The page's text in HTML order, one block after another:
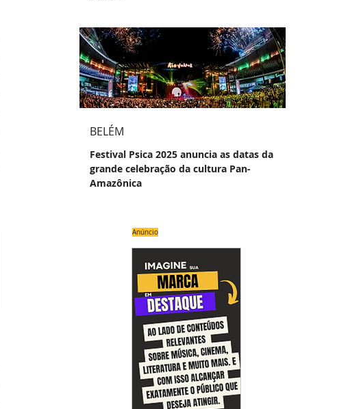
BELÉM
Festival Psica 2025 anuncia as datas da
grande celebração da cultura Pan-
Amazônica
Anúncio